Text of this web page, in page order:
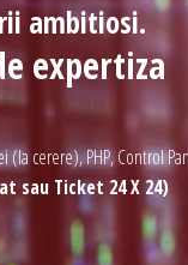
ambitiosi.
expertiza
cerere), PHP, Control
sau Ticket 24 X 24)